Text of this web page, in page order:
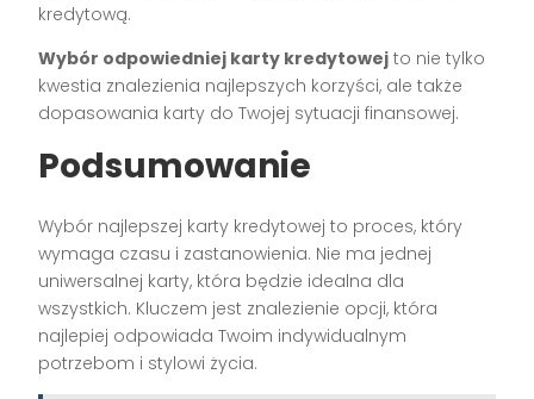
kredytową.
Wybór odpowiedniej karty kredytowej to nie tylko
kwestia znalezienia najlepszych korzyści, ale także
dopasowania karty do Twojej sytuacji finansowej.
Podsumowanie
Wybór najlepszej karty kredytowej to proces, który
wymaga czasu i zastanowienia. Nie ma jednej
uniwersalnej karty, która będzie idealna dla
wszystkich. Kluczem jest znalezienie opcji, która
najlepiej odpowiada Twoim indywidualnym
potrzebom i stylowi życia.